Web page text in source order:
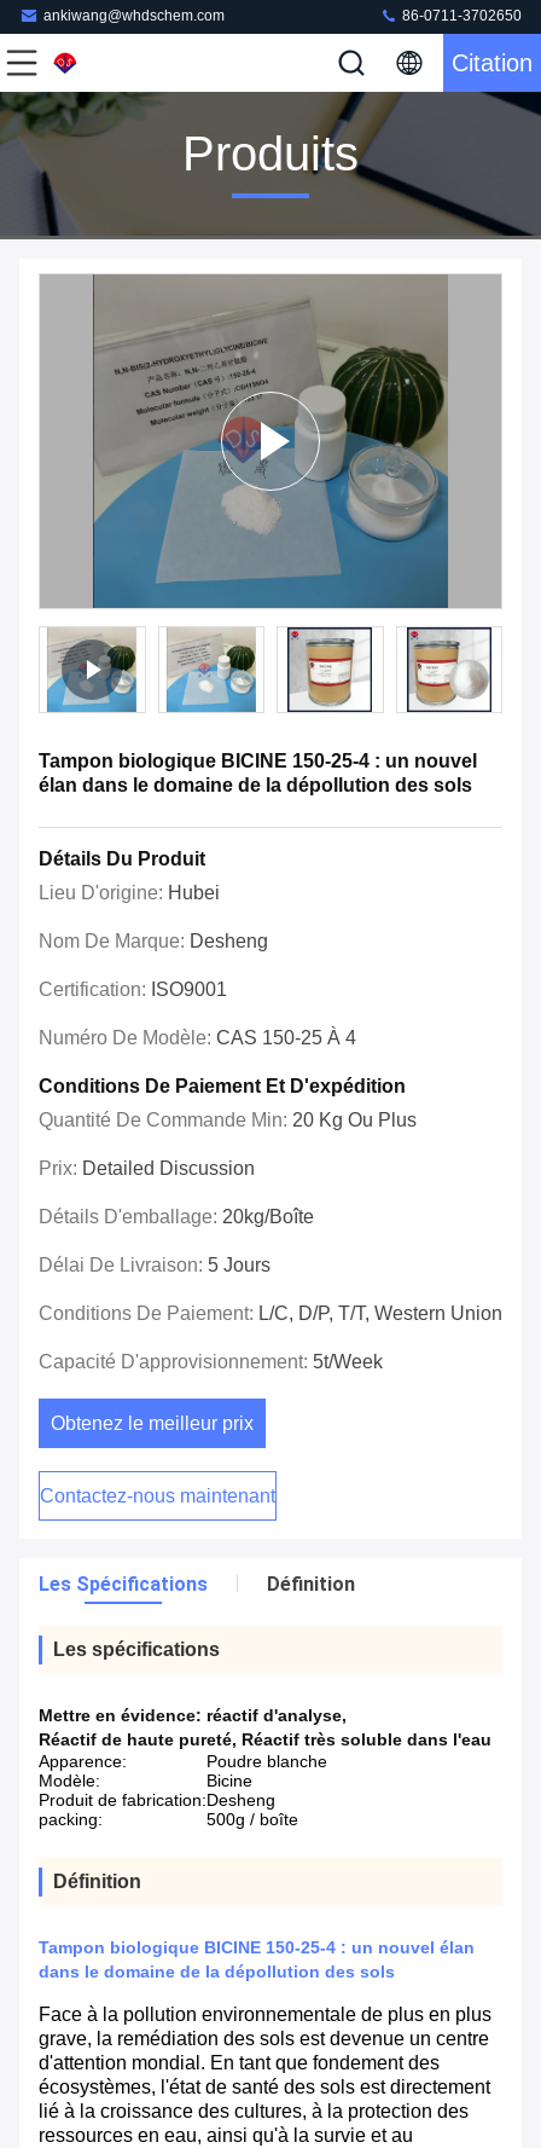
ankiwang@whdschem.com 86-0711-3702650
Citation
Produits
Tampon biologique BICINE 150-25-4 : un nouvel
élan dans le domaine de la dépollution des sols
Détails Du Produit
Lieu D'origine: Hubei
Nom De Marque: Desheng
Certification: ISO9001
Numéro De Modèle: CAS 150-25 À 4
Conditions De Paiement Et D'expédition
Quantité De Commande Min: 20 Kg Ou Plus
Prix: Detailed Discussion
Détails D'emballage: 20kg/boîte
Délai De Livraison: 5 Jours
Conditions De Paiement: L/C, D/P, T/T, Western Union
Capacité D'approvisionnement: 5t/week
Obtenez le meilleur prix
Contactez-nous maintenant
Les Spécifications Définition
Les spécifications
Mettre en évidence: réactif d'analyse,
Réactif de haute pureté, Réactif très soluble dans l'eau
Apparence:
Poudre blanche
Modèle:
Bicine
Produit de fabrication:Desheng
packing:
500g / boîte
Définition
Tampon biologique BICINE 150-25-4 : un nouvel élan
dans le domaine de la dépollution des sols
Face à la pollution environnementale de plus en plus
grave, la remédiation des sols est devenue un centre
d'attention mondial. En tant que fondement des
écosystèmes, l'état de santé des sols est directement
lié à la croissance des cultures, à la protection des
ressources en eau, ainsi qu'à la survie et au